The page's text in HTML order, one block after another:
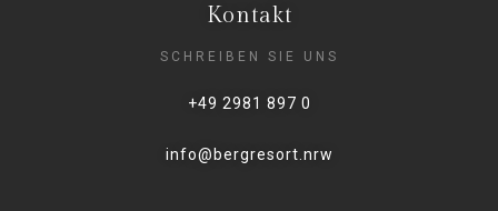
Kontakt
SCHREIBEN SIE UNS
+49 2981 897 0
info@bergresort.nrw